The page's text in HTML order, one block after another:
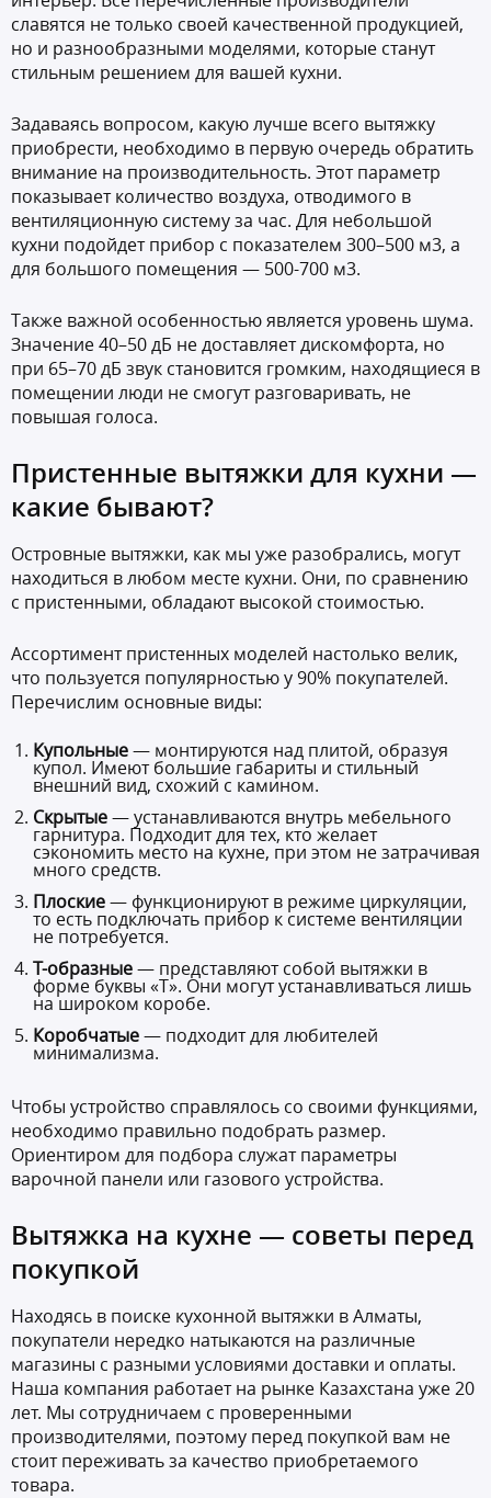
славятся не только своей качественной продукцией,
но и разнообразными моделями, которые станут
стильным решением для вашей кухни.
Задаваясь вопросом, какую лучше всего вытяжку
приобрести, необходимо в первую очередь обратить
внимание на производительность. Этот параметр
показывает количество воздуха, отводимого в
вентиляционную систему за час. Для небольшой
кухни подойдет прибор с показателем 300–500 м3, а
для большого помещения — 500-700 м3.
Также важной особенностью является уровень шума.
Значение 40–50 дБ не доставляет дискомфорта, но
при 65–70 дБ звук становится громким, находящиеся в
помещении люди не смогут разговаривать, не
повышая голоса.
Пристенные вытяжки для кухни —
какие бывают?
Островные вытяжки, как мы уже разобрались, могут
находиться в любом месте кухни. Они, по сравнению
с пристенными, обладают высокой стоимостью.
Ассортимент пристенных моделей настолько велик,
что пользуется популярностью у 90% покупателей.
Перечислим основные виды:
Купольные— монтируются над плитой, образуя
купол. Имеют большие габариты и стильный
внешний вид, схожий с камином.
Скрытые— устанавливаются внутрь мебельного
гарнитура. Подходит для тех, кто желает
сэкономить место на кухне, при этом не затрачивая
много средств.
Плоские— функционируют в режиме циркуляции,
то есть подключать прибор к системе вентиляции
не потребуется.
Т-образные— представляют собой вытяжки в
форме буквы «Т». Они могут устанавливаться лишь
на широком коробе.
Коробчатые— подходит для любителей
минимализма.
Чтобы устройство справлялось со своими функциями,
необходимо правильно подобрать размер.
Ориентиром для подбора служат параметры
варочной панели или газового устройства.
Вытяжка на кухне — советы перед
покупкой
Находясь в поиске кухонной вытяжки в Алматы,
покупатели нередко натыкаются на различные
магазины с разными условиями доставки и оплаты.
Наша компания работает на рынке Казахстана уже 20
лет. Мы сотрудничаем с проверенными
производителями, поэтому перед покупкой вам не
стоит переживать за качество приобретаемого
товара.